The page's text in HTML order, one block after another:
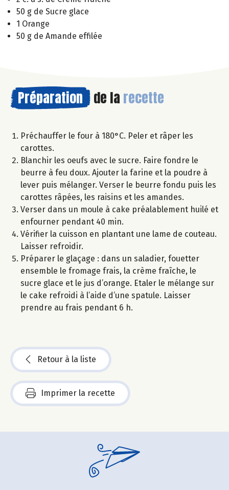
50 g de Sucre glace
1 Orange
50 g de Amande effilée
Préparation de la recette
Préchauffer le four à 180°C. Peler et râper les
carottes.
Blanchir les oeufs avec le sucre. Faire fondre le
beurre à feu doux. Ajouter la farine et la poudre à
lever puis mélanger. Verser le beurre fondu puis les
carottes râpées, les raisins et les amandes.
Verser dans un moule à cake préalablement huilé et
enfourner pendant 40 min.
Vérifier la cuisson en plantant une lame de couteau.
Laisser refroidir.
Préparer le glaçage : dans un saladier, fouetter
ensemble le fromage frais, la crème fraîche, le
sucre glace et le jus d’orange. Etaler le mélange sur
le cake refroidi à l’aide d’une spatule. Laisser
prendre au frais pendant 6 h.
Retour à la liste
Imprimer la recette